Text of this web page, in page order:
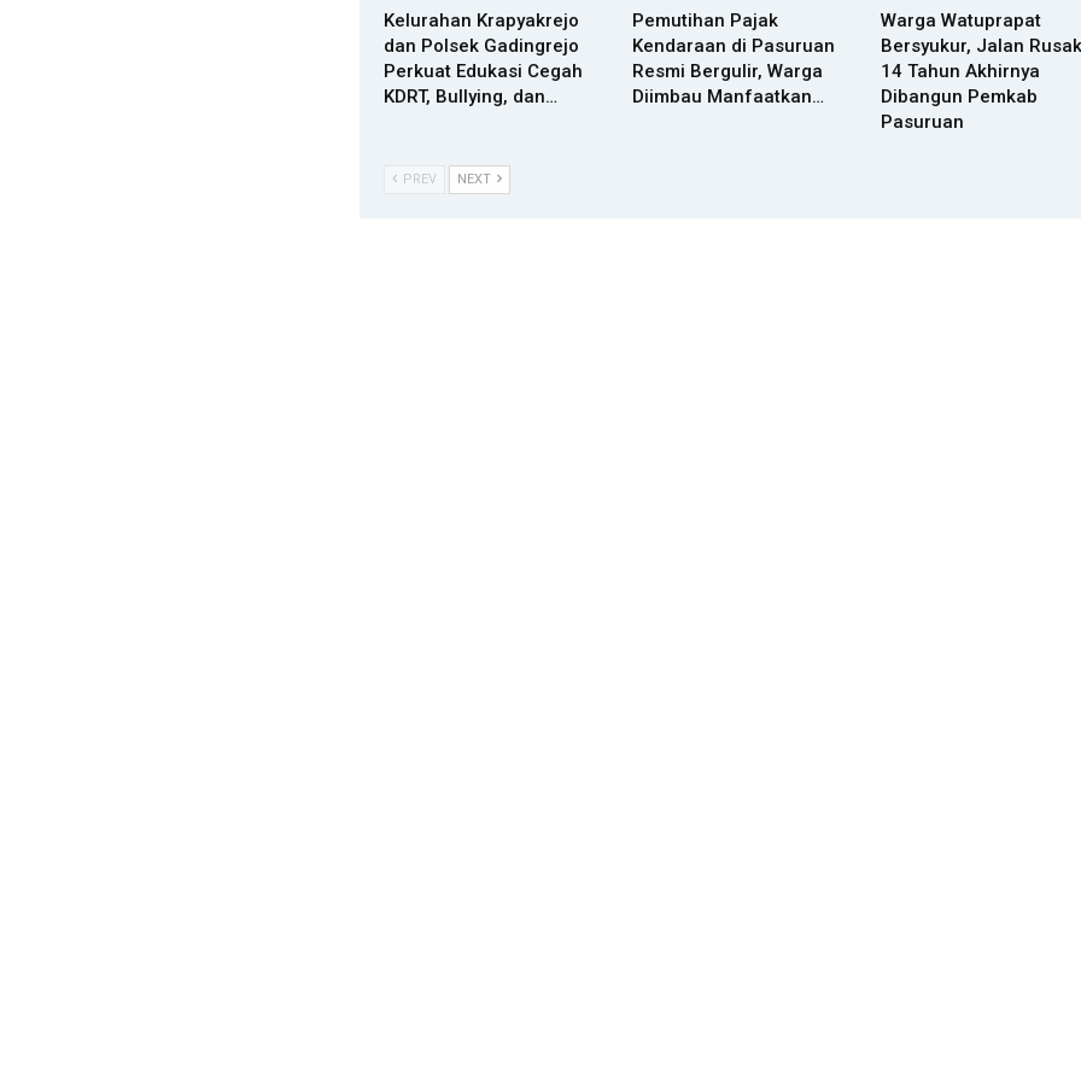
Kelurahan Krapyakrejo
dan Polsek Gadingrejo
Perkuat Edukasi Cegah
KDRT, Bullying, dan…
Pemutihan Pajak
Kendaraan di Pasuruan
Resmi Bergulir, Warga
Diimbau Manfaatkan…
Warga Watuprapat
Bersyukur, Jalan Rusak
14 Tahun Akhirnya
Dibangun Pemkab
Pasuruan
PREV NEXT